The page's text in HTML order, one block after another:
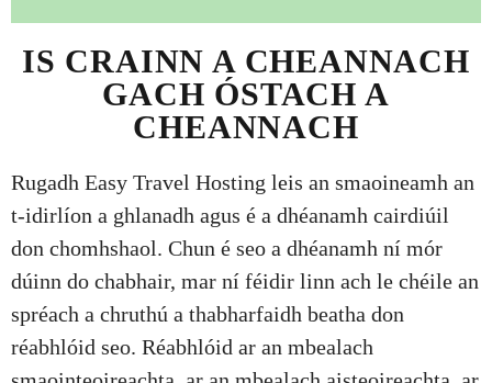
IS CRAINN A CHEANNACH
GACH ÓSTACH A
CHEANNACH
Rugadh Easy Travel Hosting leis an smaoineamh an
t-idirlíon a ghlanadh agus é a dhéanamh cairdiúil
don chomhshaol. Chun é seo a dhéanamh ní mór
dúinn do chabhair, mar ní féidir linn ach le chéile an
spréach a chruthú a thabharfaidh beatha don
réabhlóid seo. Réabhlóid ar an mbealach